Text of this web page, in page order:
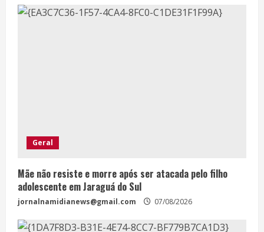
Geral
Mãe não resiste e morre após ser atacada pelo filho
adolescente em Jaraguá do Sul
jornalnamidianews@gmail.com 07/08/2026